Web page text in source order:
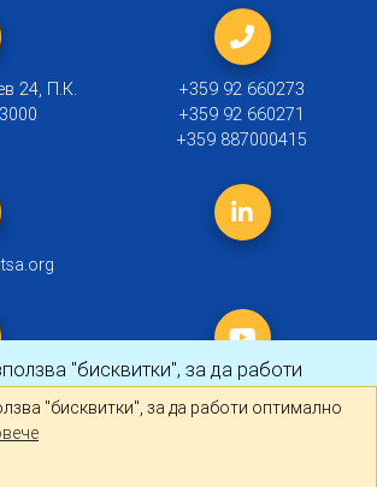
"бисквитки", за да работи
Научете повече
"бисквитки", за да работи оптимално
24, П.К.
+359 92 660273
+359 92 660271
+359 887000415
|Политика за личните данни